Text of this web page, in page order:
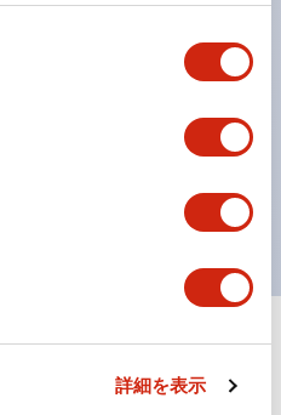
詳細を表示
に対応。表示灯（角平形）
多くの方が識別可能に。